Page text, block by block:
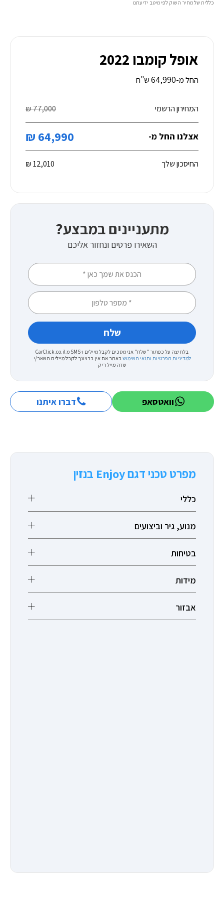
כללית של מחיר השוק לפי מיטב ידיעתנו
אופל קומבו 2022
החל מ-64,990 ש"ח
המחירון הרשמי 77,000 ₪
אצלנו החל מ- 64,990 ₪
החיסכון שלך 12,010 ₪
מתעניינים במבצע?
השאירו פרטים ונחזור אליכם
בלחיצה על כפתור "שלח" אני מסכים לקבל מיילים ו-SMS מ CarClick.co.il
למדיניות הפרטיות ותנאי השימושבאתר אם אין ברצונך לקבל מיילים השאר/י
שדה מייל ריק
וואטסאפ דברו איתנו
מפרט טכני דגם Enjoy בנזין
כללי
מנוע, גיר וביצועים
בטיחות
מידות
אבזור